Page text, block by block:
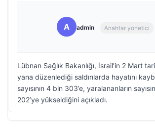
A admin Anahtar yönetici
Lübnan Sağlık Bakanlığı, İsrail’in 2 Mart
yana düzenlediği saldırılarda hayatını
sayısının 4 bin 303’e, yaralananların
202’ye yükseldiğini açıkladı.